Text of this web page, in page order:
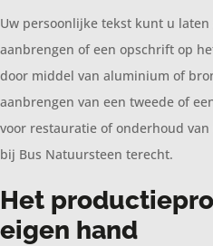
Uw persoonlijke tekst kunt u
aanbrengen of een opschrift op
door middel van aluminium of
aanbrengen van een tweede of
voor restauratie of onderhoud
bij Bus Natuursteen terecht.
Het
eigen hand